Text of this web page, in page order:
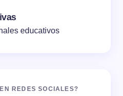
educativos
REDES SOCIALES?